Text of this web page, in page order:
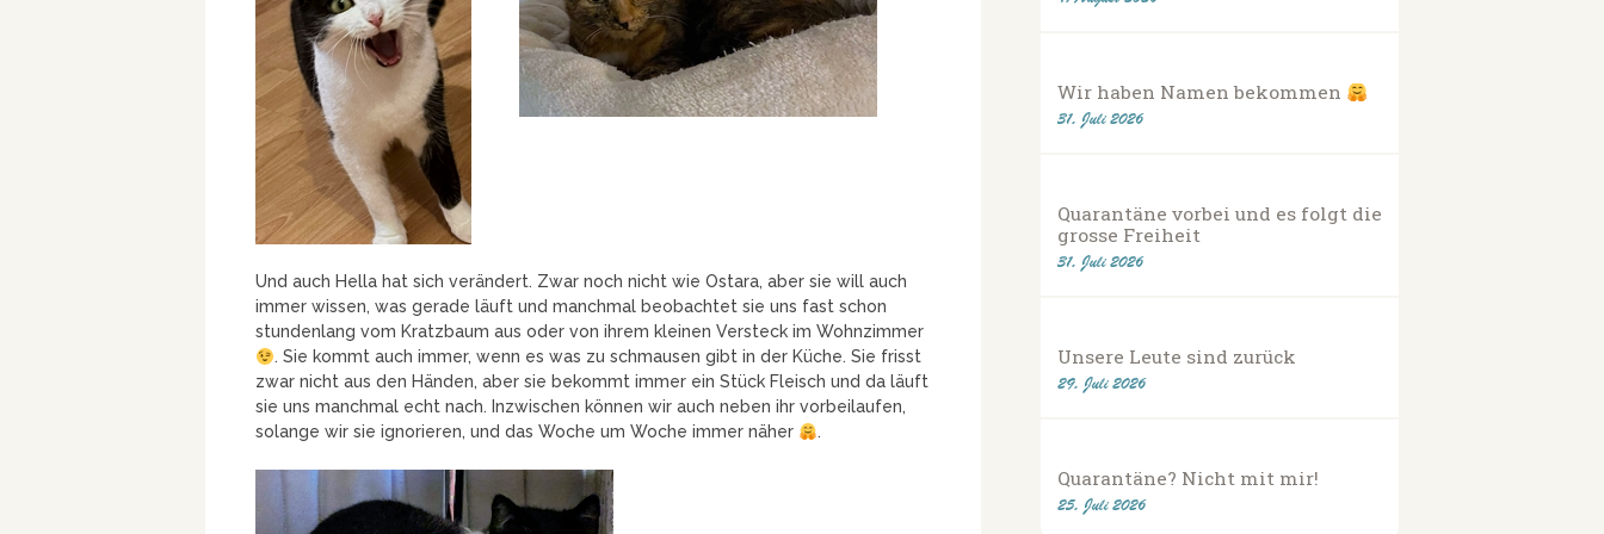
Und auch Hella hat sich verändert. Zwar noch nicht wie Ostara, aber sie will auch
immer wissen, was gerade läuft und manchmal beobachtet sie uns fast schon
stundenlang vom Kratzbaum aus oder von ihrem kleinen Versteck im Wohnzimmer
. Sie kommt auch immer, wenn es was zu schmausen gibt in der Küche. Sie frisst
zwar nicht aus den Händen, aber sie bekommt immer ein Stück Fleisch und da läuft
sie uns manchmal echt nach. Inzwischen können wir auch neben ihr vorbeilaufen,
solange wir sie ignorieren, und das Woche um Woche immer näher
.
Wir haben Namen bekommen
31. Juli 2026
Quarantäne vorbei und es folgt die
grosse Freiheit
31. Juli 2026
Unsere Leute sind zurück
29. Juli 2026
Quarantäne? Nicht mit mir!
25. Juli 2026